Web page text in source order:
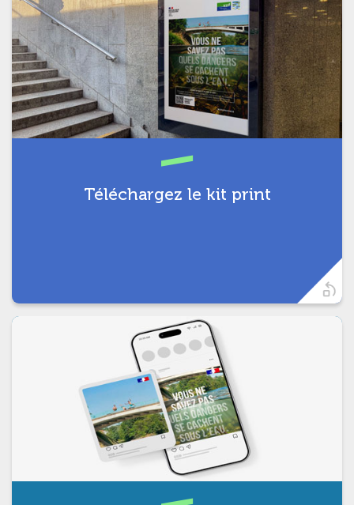
Téléchargez le kit print
Pour communiquer efficacement
sur tous vos supports de
communication (espaces publics,
magazines et événements estivaux).
Pour relayer les messages de
prévention sur vos réseaux sociaux.